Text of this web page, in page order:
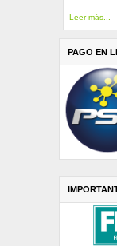
Leer más...
PAGO EN